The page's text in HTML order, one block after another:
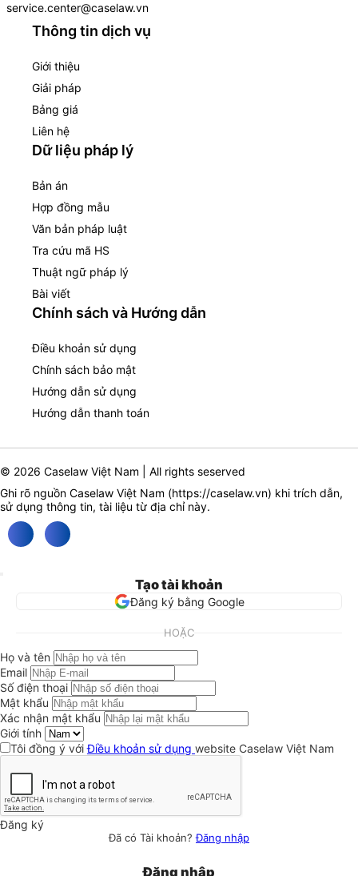
service.center@caselaw.vn
Thông tin dịch vụ
Giới thiệu
Giải pháp
Bảng giá
Liên hệ
Dữ liệu pháp lý
Bản án
Hợp đồng mẫu
Văn bản pháp luật
Tra cứu mã HS
Thuật ngữ pháp lý
Bài viết
Chính sách và Hướng dẫn
Điều khoản sử dụng
Chính sách bảo mật
Hướng dẫn sử dụng
Hướng dẫn thanh toán
© 2026 Caselaw Việt Nam | All rights seserved
Ghi rõ nguồn Caselaw Việt Nam (https://caselaw.vn) khi trích dẫn,
sử dụng thông tin, tài liệu từ địa chỉ này.
Tạo tài khoản
Đăng ký bằng Google
HOẶC
Họ và tên
Email
Số điện thoại
Mật khẩu
Xác nhận mật khẩu
Giới tính
Tôi đồng ý vớiĐiều khoản sử dụng website Caselaw Việt Nam
Đăng ký
Đã có Tài khoản?Đăng nhập
Đăng nhập